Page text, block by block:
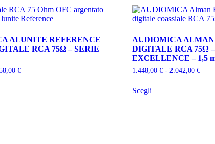
ALUNITE REFERENCE
RCA 75Ω – SERIE
€Fascia
AUDIOMICA ALMAN
DIGITALE RCA 75Ω
EXCELLENCE – 1,5
1.448,00 € - 2.042,00 €Fascia
Scegliprodotto